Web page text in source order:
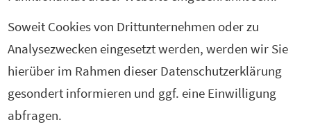
Soweit Cookies von Drittunternehmen oder zu
Analysezwecken eingesetzt werden, werden wir Sie
hierüber im Rahmen dieser Datenschutzerklärung
gesondert informieren und ggf. eine Einwilligung
abfragen.